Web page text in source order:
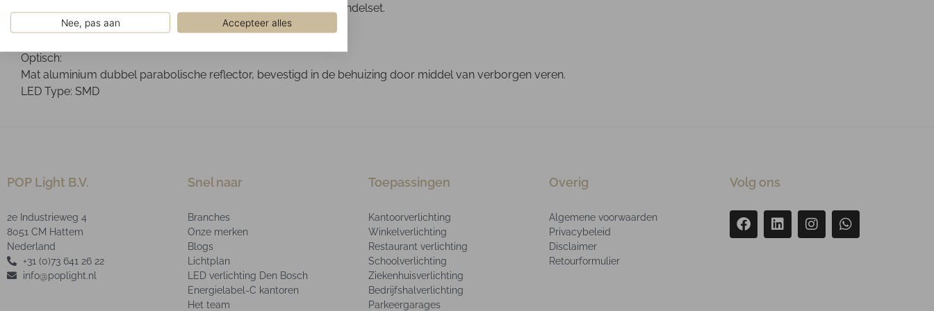
Nee, pas aan Accepteer alles
Gemonteerd tegen het plafond. Optioneel leverbaar met een pendelset.
Ontwerp:
Optisch:
Mat aluminium dubbel parabolische reflector, bevestigd in de behuizing door middel van verborgen veren.
LED Type: SMD
POP Light B.V.
2e Industrieweg 4
8051 CM Hattem
Nederland
+31 (0)73 641 26 22
info@poplight.nl
Snel naar
Branches
Onze merken
Blogs
Lichtplan
LED verlichting Den Bosch
Energielabel-C kantoren
Het team
Toepassingen
Kantoorverlichting
Winkelverlichting
Restaurant verlichting
Schoolverlichting
Ziekenhuisverlichting
Bedrijfshalverlichting
Parkeergarages
Overig
Algemene voorwaarden
Privacybeleid
Disclaimer
Retourformulier
Volg ons